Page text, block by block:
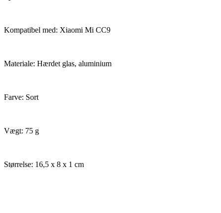
Kompatibel med: Xiaomi Mi CC9
Materiale: Hærdet glas, aluminium
Farve: Sort
Vægt: 75 g
Størrelse: 16,5 x 8 x 1 cm